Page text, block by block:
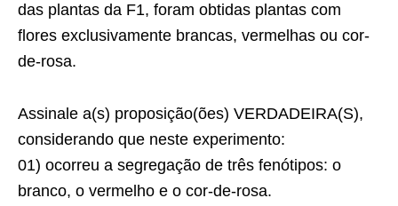
das plantas da F1, foram obtidas plantas com
flores exclusivamente brancas, vermelhas ou cor-
de-rosa.
Assinale a(s) proposição(ões) VERDADEIRA(S),
considerando que neste experimento:
01) ocorreu a segregação de três fenótipos: o
branco, o vermelho e o cor-de-rosa.